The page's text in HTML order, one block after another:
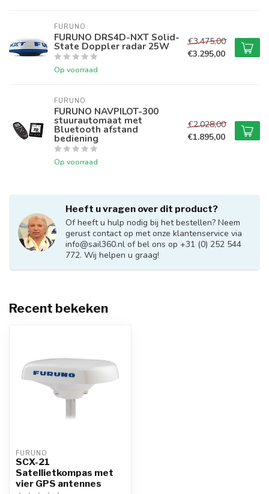
FURUNO
FURUNO DRS4D-NXT Solid-
State Doppler radar 25W
Op voorraad
€3.475,00
€3.295,00
FURUNO
FURUNO NAVPILOT-300
stuurautomaat met
Bluetooth afstand
bediening
Op voorraad
€2.028,00
€1.895,00
Heeft u vragen over dit product?
Of heeft u hulp nodig bij het bestellen? Neem
gerust contact op met onze klantenservice via
info@sail360.nl of bel ons op +31 (0) 252 544
772. Wij helpen u graag!
Recent bekeken
FURUNO
SCX-21
Satellietkompas met
vier GPS antennes